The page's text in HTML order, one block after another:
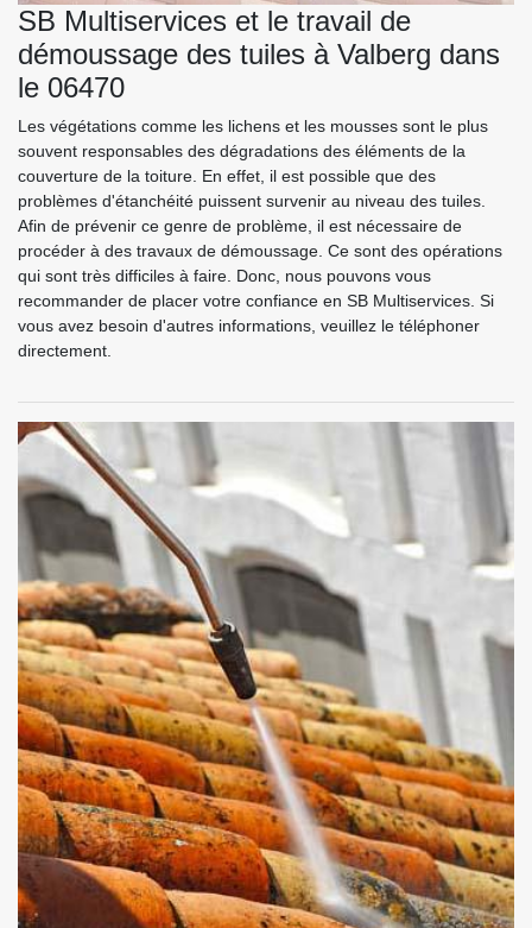
SB Multiservices et le travail de
démoussage des tuiles à Valberg dans
le 06470
Les végétations comme les lichens et les mousses sont le plus
souvent responsables des dégradations des éléments de la
couverture de la toiture. En effet, il est possible que des
problèmes d'étanchéité puissent survenir au niveau des tuiles.
Afin de prévenir ce genre de problème, il est nécessaire de
procéder à des travaux de démoussage. Ce sont des opérations
qui sont très difficiles à faire. Donc, nous pouvons vous
recommander de placer votre confiance en SB Multiservices. Si
vous avez besoin d'autres informations, veuillez le téléphoner
directement.